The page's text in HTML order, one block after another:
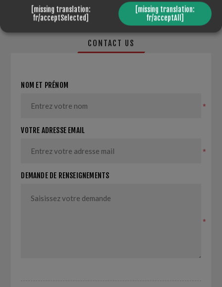
CONTACT US
NOM ET PRÉNOM
*
VOTRE ADRESSE EMAIL
*
DEMANDE DE RENSEIGNEMENTS
*
[missing translation:
fr/acceptSelected]
[missing translation:
fr/acceptAll]